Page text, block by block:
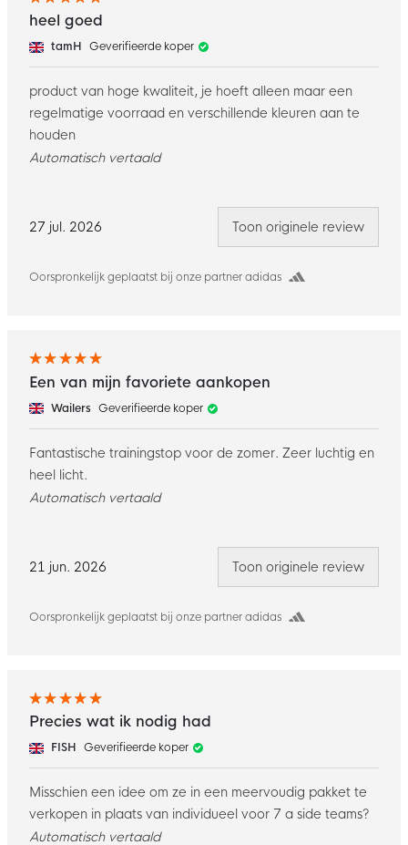
27 jul. 2026
Oorspronkelijk geplaatst bij onze partner adidas
heel goed
tamH Geverifieerde koper
product van hoge kwaliteit, je hoeft alleen maar een
regelmatige voorraad en verschillende kleuren aan te
houden
Automatisch vertaald
Toon originele review
21 jun. 2026
Oorspronkelijk geplaatst bij onze partner adidas
Een van mijn favoriete aankopen
Wailers Geverifieerde koper
Fantastische trainingstop voor de zomer. Zeer luchtig en
heel licht.
Automatisch vertaald
Toon originele review
Precies wat ik nodig had
FISH Geverifieerde koper
Misschien een idee om ze in een meervoudig pakket te
verkopen in plaats van individueel voor 7 a side teams?
Automatisch vertaald